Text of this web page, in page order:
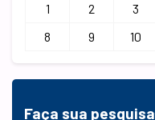
1
2 3
8
9 10
Faça sua pesquisa